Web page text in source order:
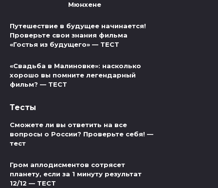
Мюнхене
Путешествие в будущее начинается!
Проверьте свои знания фильма
«Гостья из будущего» — ТЕСТ
«Свадьба в Малиновке»: насколько
хорошо вы помните легендарный
фильм? — ТЕСТ
Тесты
Сможете ли вы ответить на все
вопросы о России? Проверьте себя! —
тест
Гром аплодисментов сотрясет
планету, если за 1 минуту результат
12/12 — ТЕСТ